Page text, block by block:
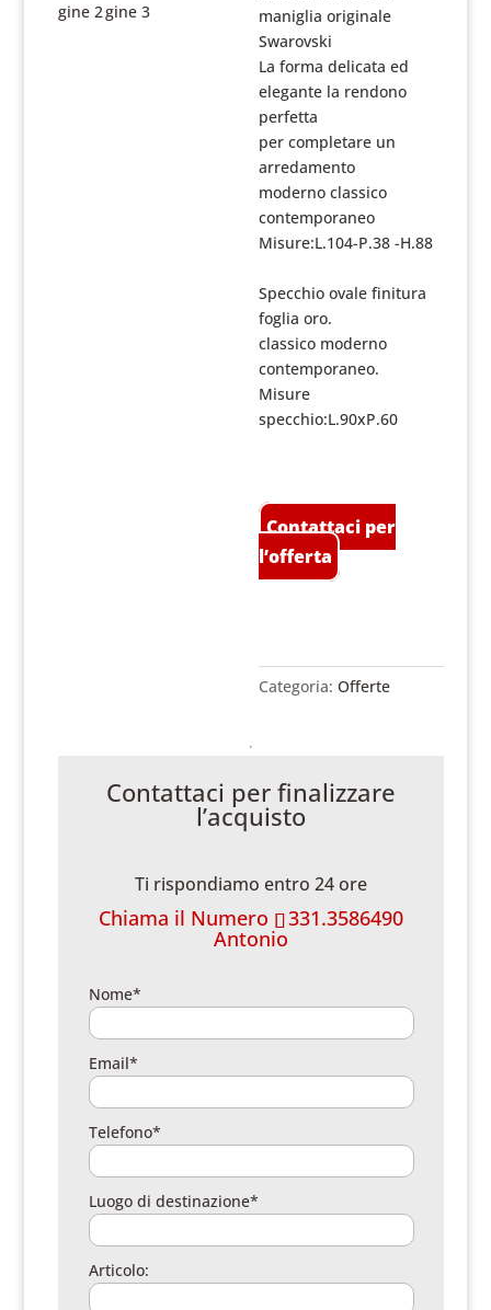
500,00€.
maniglia originale
Swarovski
La forma delicata ed
elegante la rendono
perfetta
per completare un
arredamento
moderno classico
contemporaneo
Misure:L.104-P.38 -H.88
Specchio ovale finitura
foglia oro.
classico moderno
contemporaneo.
Misure
specchio:L.90xP.60
Contattaci per
l’offerta
Categoria:Offerte
Contattaci per finalizzare
l’acquisto
Ti rispondiamo entro 24 ore
Chiama il Numero 331.3586490
Antonio
Nome*
Email*
Telefono*
Luogo di destinazione*
Articolo: